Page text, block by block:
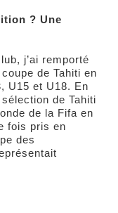
? Une
j’ai remporté
de Tahiti en
U15 et U18. En
de Tahiti
de la Fifa en
fois pris en
des